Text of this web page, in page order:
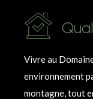
Vivre au
environnement
montagne, tout